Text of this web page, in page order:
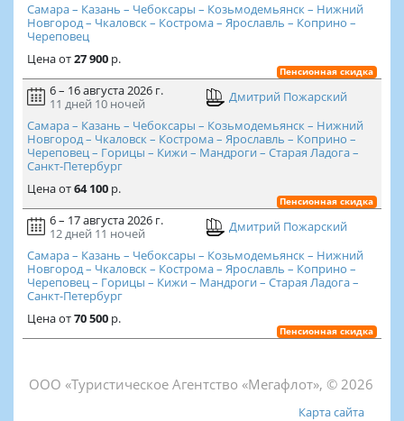
Самара – Казань – Чебоксары – Козьмодемьянск – Нижний
Новгород – Чкаловск – Кострома – Ярославль – Коприно –
Череповец
Ценаот27 900р.
Пенсионная скидка
6 – 16 августа 2026 г.
11 дней 10 ночей
Дмитрий Пожарский
Самара – Казань – Чебоксары – Козьмодемьянск – Нижний
Новгород – Чкаловск – Кострома – Ярославль – Коприно –
Череповец – Горицы – Кижи – Мандроги – Старая Ладога –
Санкт-Петербург
Ценаот64 100р.
Пенсионная скидка
6 – 17 августа 2026 г.
12 дней 11 ночей
Дмитрий Пожарский
Самара – Казань – Чебоксары – Козьмодемьянск – Нижний
Новгород – Чкаловск – Кострома – Ярославль – Коприно –
Череповец – Горицы – Кижи – Мандроги – Старая Ладога –
Санкт-Петербург
Ценаот70 500р.
Пенсионная скидка
ООО «Туристическое Агентство «Мегафлот», © 2026
Карта сайта